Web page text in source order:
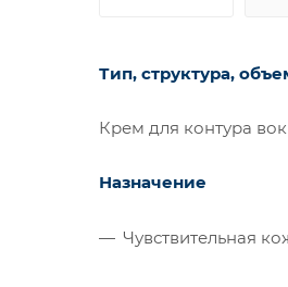
Тип, структура,
Крем для контура
Назначение
Чувствительная